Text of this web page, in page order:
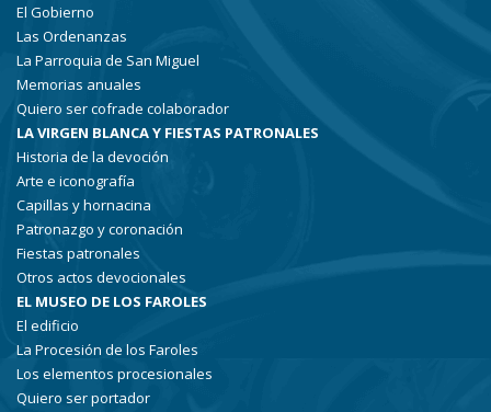
El Gobierno
Las Ordenanzas
La Parroquia de San Miguel
Memorias anuales
Quiero ser cofrade colaborador
LA VIRGEN BLANCA Y FIESTAS PATRONALES
Historia de la devoción
Arte e iconografía
Capillas y hornacina
Patronazgo y coronación
Fiestas patronales
Otros actos devocionales
EL MUSEO DE LOS FAROLES
El edificio
La Procesión de los Faroles
Los elementos procesionales
Quiero ser portador